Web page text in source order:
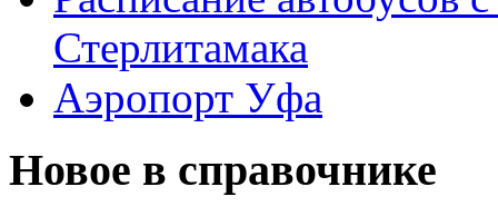
Стерлитамака
Аэропорт Уфа
Новое в справочнике